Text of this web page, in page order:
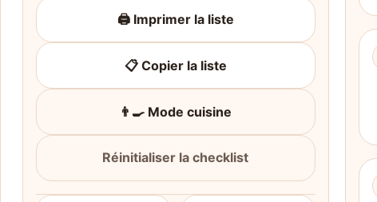
🖨️ Imprimer la liste
📋 Copier la liste
👨‍🍳 Mode cuisine
Réinitialiser la checklist